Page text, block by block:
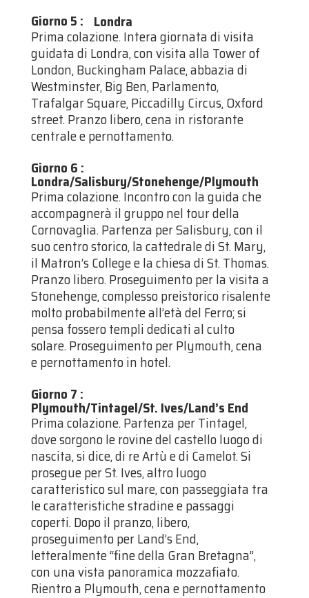
Giorno 5 : Londra
Prima colazione. Intera giornata di visita
guidata di Londra, con visita alla Tower of
London, Buckingham Palace, abbazia di
Westminster, Big Ben, Parlamento,
Trafalgar Square, Piccadilly Circus, Oxford
street. Pranzo libero, cena in ristorante
centrale e pernottamento.
Giorno 6 :
Londra/Salisbury/Stonehenge/Plymouth
Prima colazione. Incontro con la guida che
accompagnerà il gruppo nel tour della
Cornovaglia. Partenza per Salisbury, con il
suo centro storico, la cattedrale di St. Mary,
il Matron’s College e la chiesa di St. Thomas.
Pranzo libero. Proseguimento per la visita a
Stonehenge, complesso preistorico risalente
molto probabilmente all’età del Ferro; si
pensa fossero templi dedicati al culto
solare. Proseguimento per Plymouth, cena
e pernottamento in hotel.
Giorno 7 :
Plymouth/Tintagel/St. Ives/Land’s End
Prima colazione. Partenza per Tintagel,
dove sorgono le rovine del castello luogo di
nascita, si dice, di re Artù e di Camelot. Si
prosegue per St. Ives, altro luogo
caratteristico sul mare, con passeggiata tra
le caratteristiche stradine e passaggi
coperti. Dopo il pranzo, libero,
proseguimento per Land’s End,
letteralmente “fine della Gran Bretagna”,
con una vista panoramica mozzafiato.
Rientro a Plymouth, cena e pernottamento